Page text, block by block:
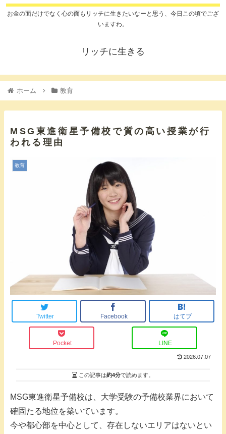
お金の面だけでなく心の面もリッチに生きたいなーと思う、今日この頃でござ
いますわ。
リッチに生きる
ホーム 教育
MSG東進衛星予備校で質の高い授業が行
われる理由
教育
Twitter Facebook はてブ
Pocket LINE
2026.07.07
この記事は約4分で読めます。
MSG東進衛星予備校は、大学受験の予備校業界において
確固たる地位を築いています。
今や都心部を中心として、存在しないエリアはないとい